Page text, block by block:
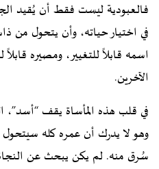
فالعبودية ليست فقط أن يُقيد
في اختيار حياته، وأن يتحول من
اسمه قابلاً للتغيير، ومصيره قابلاً
الآخرين.
في قلب هذه المأساة يقف
وهو لا يدرك أن عمره كله سيتحول
سُرق منه. لم يكن يبحث عن